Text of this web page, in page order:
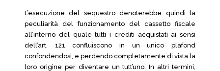
L’esecuzione del sequestro denoterebbe quindi la
peculiarità del funzionamento del cassetto fiscale
all’interno del quale tutti i crediti acquistati ai sensi
dell’art. 121 confluiscono in un unico plafond
confondendosi, e perdendo completamente di vista la
loro origine per diventare un tutt’uno. In altri termini,